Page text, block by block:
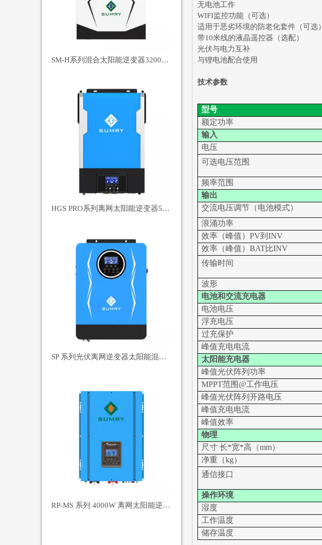
SM-H系列混合太阳能逆变器3200VA/3000W
HGS PRO系列离网太阳能逆变器5500W
SP 系列光伏离网逆变器太阳能混合逆变器4000VA
RP-MS 系列 4000W 离网太阳能逆变器 纯正弦波逆变器
无电池工作
WIFI监控功能（可选）
适用于恶劣环境的防老化套件（可选）
带10米线的液晶遥控器（选配）
光伏与电力互补
与锂电池配合使用
技术参数
型号
额定功率
输入
电压
可选电压范围
频率范围
输出
交流电压调节（电池模式）
浪涌功率
效率（峰值） PV到INV
效率（峰值） BAT比INV
传输时间
波形
电池和交流充电器
电池电压
浮充电压
过充保护
峰值充电电流
太阳能充电器
峰值光伏阵列功率
MPPT范围@工作电压
峰值光伏阵列开路电压
峰值充电电流
峰值效率
物理
尺寸 长*宽*高（mm）
净重（kg）
通信接口
操作环境
湿度
工作温度
储存温度